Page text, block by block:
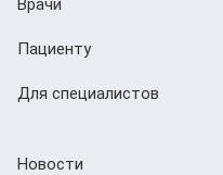
Врачи
Пациенту
Для специалистов
Новости